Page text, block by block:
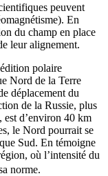
peuvent
En
du champ en place
leur alignement.
polaire
Nord de la Terre
déplacement du
de la Russie, plus
est d’environ 40 km
le Nord pourrait se
Sud. En témoigne
où l’intensité du
norme.